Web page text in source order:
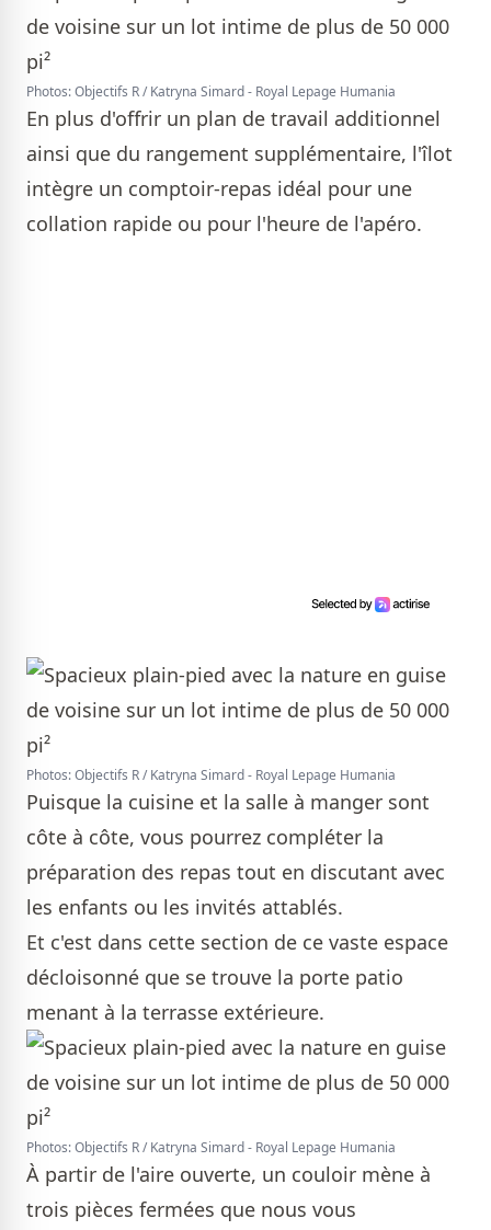
Photos: Objectifs R / Katryna Simard - Royal Lepage Humania
En plus d'offrir un plan de travail additionnel
ainsi que du rangement supplémentaire, l'îlot
intègre un comptoir-repas idéal pour une
collation rapide ou pour l'heure de l'apéro.
Photos: Objectifs R / Katryna Simard - Royal Lepage Humania
Puisque la cuisine et la salle à manger sont
côte à côte, vous pourrez compléter la
préparation des repas tout en discutant avec
les enfants ou les invités attablés.
Et c'est dans cette section de ce vaste espace
décloisonné que se trouve la porte patio
menant à la terrasse extérieure.
Photos: Objectifs R / Katryna Simard - Royal Lepage Humania
À partir de l'aire ouverte, un couloir mène à
trois pièces fermées que nous vous